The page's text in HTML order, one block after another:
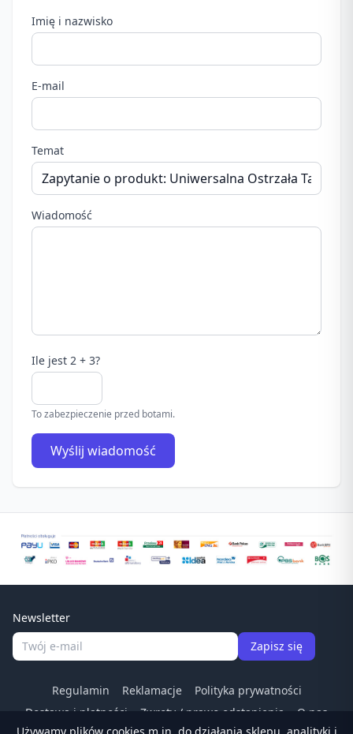
Imię i nazwisko
E-mail
Temat
Wiadomość
Ile jest 2 + 3?
To zabezpieczenie przed botami.
Wyślij wiadomość
Newsletter
Zapisz się
Regulamin Reklamacje
Polityka prywatności
Dostawa i płatności
Zwroty / prawo odstapienia
O nas